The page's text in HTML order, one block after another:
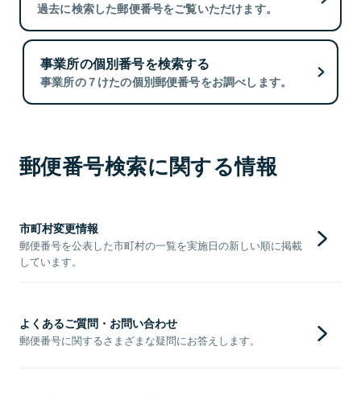
過去に検索した郵便番号をご覧いただけます。
事業所の個別番号を検索する
事業所の７けたの個別郵便番号をお調べします。
郵便番号検索に関する情報
市町村変更情報
郵便番号を公表した市町村の一覧を実施日の新しい順に掲載
しています。
よくあるご質問・お問い合わせ
郵便番号に関するさまざまな疑問にお答えします。